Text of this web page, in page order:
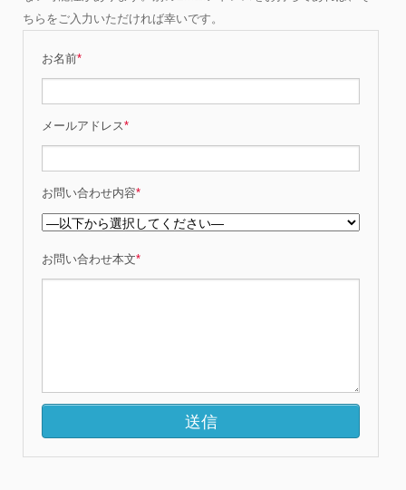
ちらをご入力いただければ幸いです。
お名前*
メールアドレス*
お問い合わせ内容*
お問い合わせ本文*